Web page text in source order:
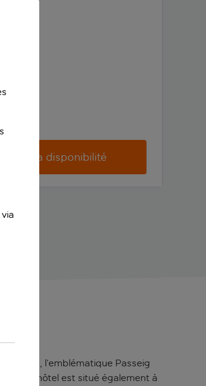
Vérifier la disponibilité
la ville, l’emblématique Passeig
L’hôtel est situé également à